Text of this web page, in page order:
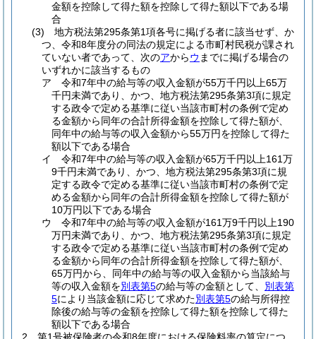
金額を控除して得た額を控除して得た額以下である場
合
(3)
地方税法第295条第1項各号に掲げる者に該当せず、か
つ、令和8年度分の同法の規定による市町村民税が課され
ていない者であって、次のアからウ までに掲げる場合の
いずれかに該当するもの
ア
令和7年中の給与等の収入金額が55万千円以上65万
千円未満であり、かつ、地方税法第295条第3項に規定
する政令で定める基準に従い当該市町村の条例で定め
る金額から同年の合計所得金額を控除して得た額が、
同年中の給与等の収入金額から55万円を控除して得た
額以下である場合
イ
令和7年中の給与等の収入金額が65万千円以上161万
9千円未満であり、かつ、地方税法第295条第3項に規
定する政令で定める基準に従い当該市町村の条例で定
める金額から同年の合計所得金額を控除して得た額が
10万円以下である場合
ウ
令和7年中の給与等の収入金額が161万9千円以上190
万円未満であり、かつ、地方税法第295条第3項に規定
する政令で定める基準に従い当該市町村の条例で定め
る金額から同年の合計所得金額を控除して得た額が、
65万円から、同年中の給与等の収入金額から当該給与
等の収入金額を別表第5の給与等の金額として、 別表第
5により当該金額に応じて求めた別表第5の給与所得控
除後の給与等の金額を控除して得た額を控除して得た
額以下である場合